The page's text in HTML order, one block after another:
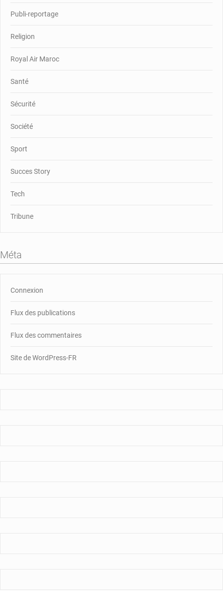
Publi-reportage
Religion
Royal Air Maroc
Santé
Sécurité
Société
Sport
Succes Story
Tech
Tribune
Méta
Connexion
Flux des publications
Flux des commentaires
Site de WordPress-FR